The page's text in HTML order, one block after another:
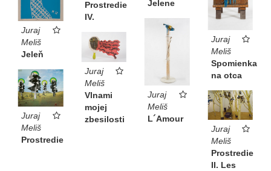
Prostredie
IV.
Jelene
Juraj
Meliš
Jeleň
Juraj
Meliš
Spomienka
na otca
Juraj
Meliš
L´Amour
Juraj
Meliš
Vlnami
mojej
zbesilosti
Juraj
Meliš
Prostredie
Juraj
Meliš
Prostredie
II. Les